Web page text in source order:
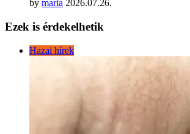
by maria 2026.07.26.
Ezek is érdekelhetik
Hazai hírek